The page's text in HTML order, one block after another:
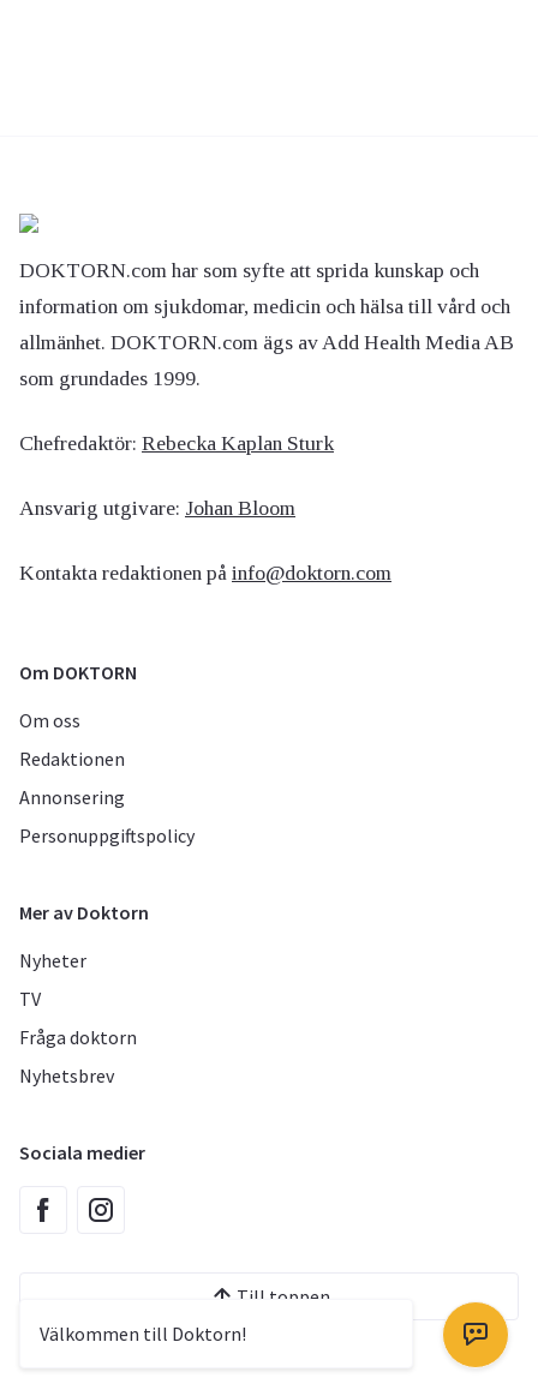
Välkommen till Doktorn!
DOKTORN.com har som syfte att sprida kunskap och
information om sjukdomar, medicin och hälsa till vård och
allmänhet. DOKTORN.com ägs av Add Health Media AB
som grundades 1999.
Chefredaktör: Rebecka Kaplan Sturk
Ansvarig utgivare: Johan Bloom
Kontakta redaktionen på info@doktorn.com
Om DOKTORN
Om oss
Redaktionen
Annonsering
Personuppgiftspolicy
Mer av Doktorn
Nyheter
TV
Fråga doktorn
Nyhetsbrev
Sociala medier
Till toppen